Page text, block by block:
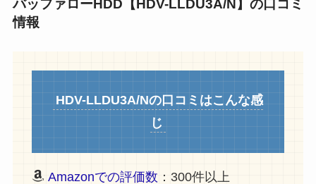
バッファローHDD【HDV-LLDU3A/N】の口コミ
情報
HDV-LLDU3A/Nの口コミはこんな感
じ
Amazonでの評価数 ：300件以上